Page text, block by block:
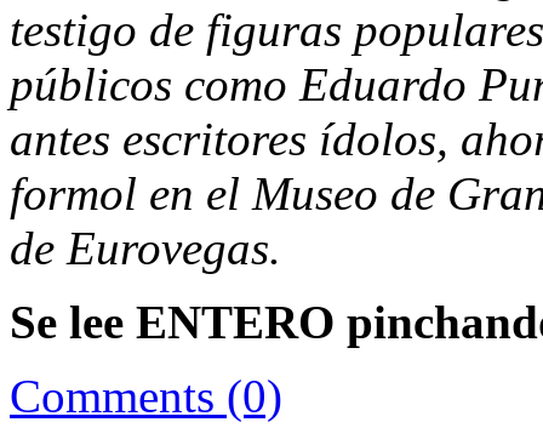
testigo de figuras
públicos como Eduardo
antes escritores ídolos,
formol en el Museo de
de Eurovegas.
Se lee ENTERO
Comments (0)